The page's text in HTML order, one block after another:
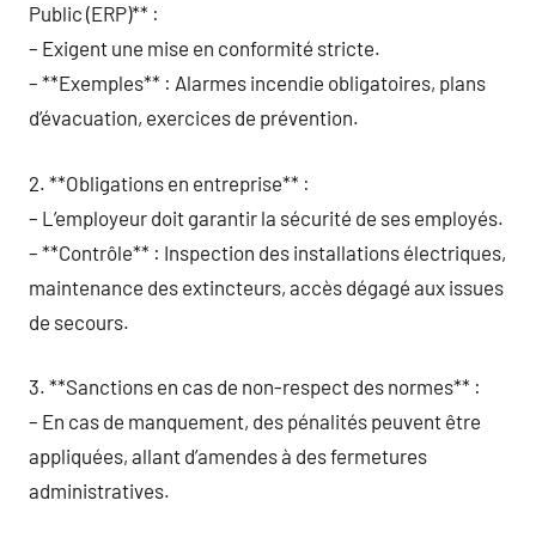
Public (ERP)** :
– Exigent une mise en conformité stricte.
– **Exemples** : Alarmes incendie obligatoires, plans
d’évacuation, exercices de prévention.
2. **Obligations en entreprise** :
– L’employeur doit garantir la sécurité de ses employés.
– **Contrôle** : Inspection des installations électriques,
maintenance des extincteurs, accès dégagé aux issues
de secours.
3. **Sanctions en cas de non-respect des normes** :
– En cas de manquement, des pénalités peuvent être
appliquées, allant d’amendes à des fermetures
administratives.